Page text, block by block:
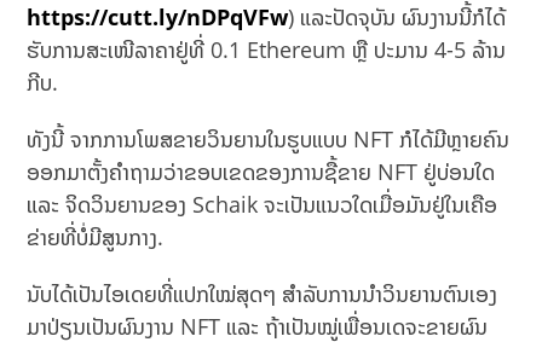
https://cutt.ly/nDPqVFw) ແລະປັດຈຸບັນ ຜົນງານນີ້ກໍໄດ້
ຮັບການສະເໜີລາຄາຢູ່ທີ່ 0.1 Ethereum ຫຼື ປະມານ 4-5 ລ້ານ
ກີບ.
ທັງນີ້ ຈາກການໂພສຂາຍວິນຍານໃນຮູບແບບ NFT ກໍໄດ້ມີຫຼາຍຄົນ
ອອກມາຕັ້ງຄຳຖາມວ່າຂອບເຂດຂອງການຊື້ຂາຍ NFT ຢູ່ບ່ອນໃດ
ແລະ ຈິດວິນຍານຂອງ Schaik ຈະເປັນແນວໃດເມື່ອມັນຢູ່ໃນເຄືອ
ຂ່າຍທີ່ບໍ່ມີສູນກາງ.
ນັບໄດ້ເປັນໄອເດຍທີ່ແປກໃໝ່ສຸດໆ ສຳລັບການນຳວິນຍານຕົນເອງ
ມາປ່ຽນເປັນຜົນງານ NFT ແລະ ຖ້າເປັນໝູ່ເພື່ອນເດຈະຂາຍຜົນ